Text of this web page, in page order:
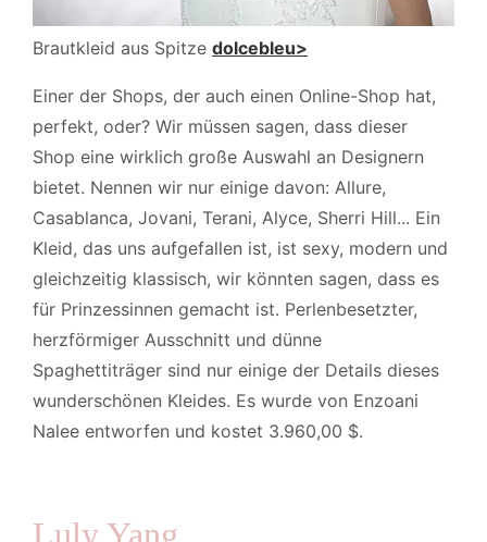
Brautkleid aus Spitze dolcebleu>
Einer der Shops, der auch einen Online-Shop hat,
perfekt, oder? Wir müssen sagen, dass dieser
Shop eine wirklich große Auswahl an Designern
bietet. Nennen wir nur einige davon: Allure,
Casablanca, Jovani, Terani, Alyce, Sherri Hill... Ein
Kleid, das uns aufgefallen ist, ist sexy, modern und
gleichzeitig klassisch, wir könnten sagen, dass es
für Prinzessinnen gemacht ist. Perlenbesetzter,
herzförmiger Ausschnitt und dünne
Spaghettiträger sind nur einige der Details dieses
wunderschönen Kleides. Es wurde von Enzoani
Nalee entworfen und kostet 3.960,00 $.
Luly Yang